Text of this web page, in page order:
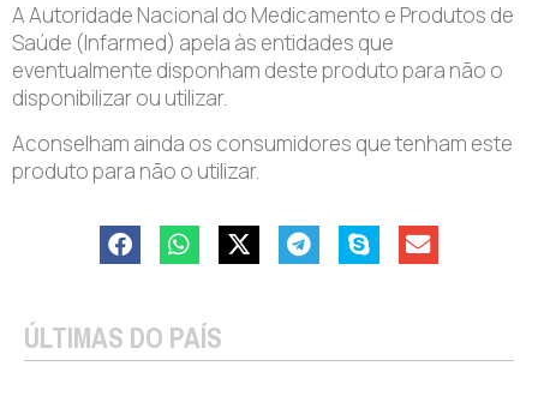
A Autoridade Nacional do Medicamento e Produtos de
Saúde (Infarmed) apela às entidades que
eventualmente disponham deste produto para não o
disponibilizar ou utilizar.
Aconselham ainda os consumidores que tenham este
produto para não o utilizar.
ÚLTIMAS DO PAÍS